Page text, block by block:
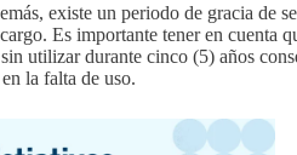
existe un periodo de gracia de
Es importante tener en cuenta
utilizar durante cinco (5) años
la falta de uso.